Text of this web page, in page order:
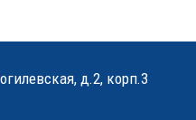
д.2, корп.3